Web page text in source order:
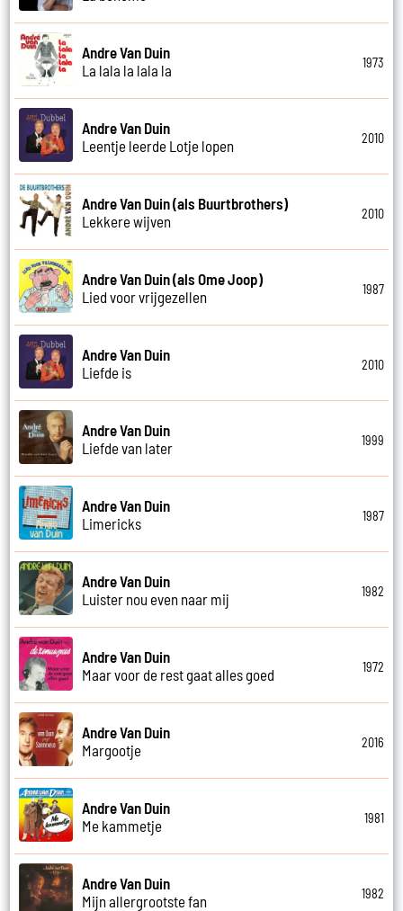
Andre Van Duin
La lala la lala la
1973
Andre Van Duin
Leentje leerde Lotje lopen
2010
Andre Van Duin (als Buurtbrothers)
Lekkere wijven
2010
Andre Van Duin (als Ome Joop)
Lied voor vrijgezellen
1987
Andre Van Duin
Liefde is
2010
Andre Van Duin
Liefde van later
1999
Andre Van Duin
Limericks
1987
Andre Van Duin
Luister nou even naar mij
1982
Andre Van Duin
Maar voor de rest gaat alles goed
1972
Andre Van Duin
Margootje
2016
Andre Van Duin
Me kammetje
1981
Andre Van Duin
Mijn allergrootste fan
1982